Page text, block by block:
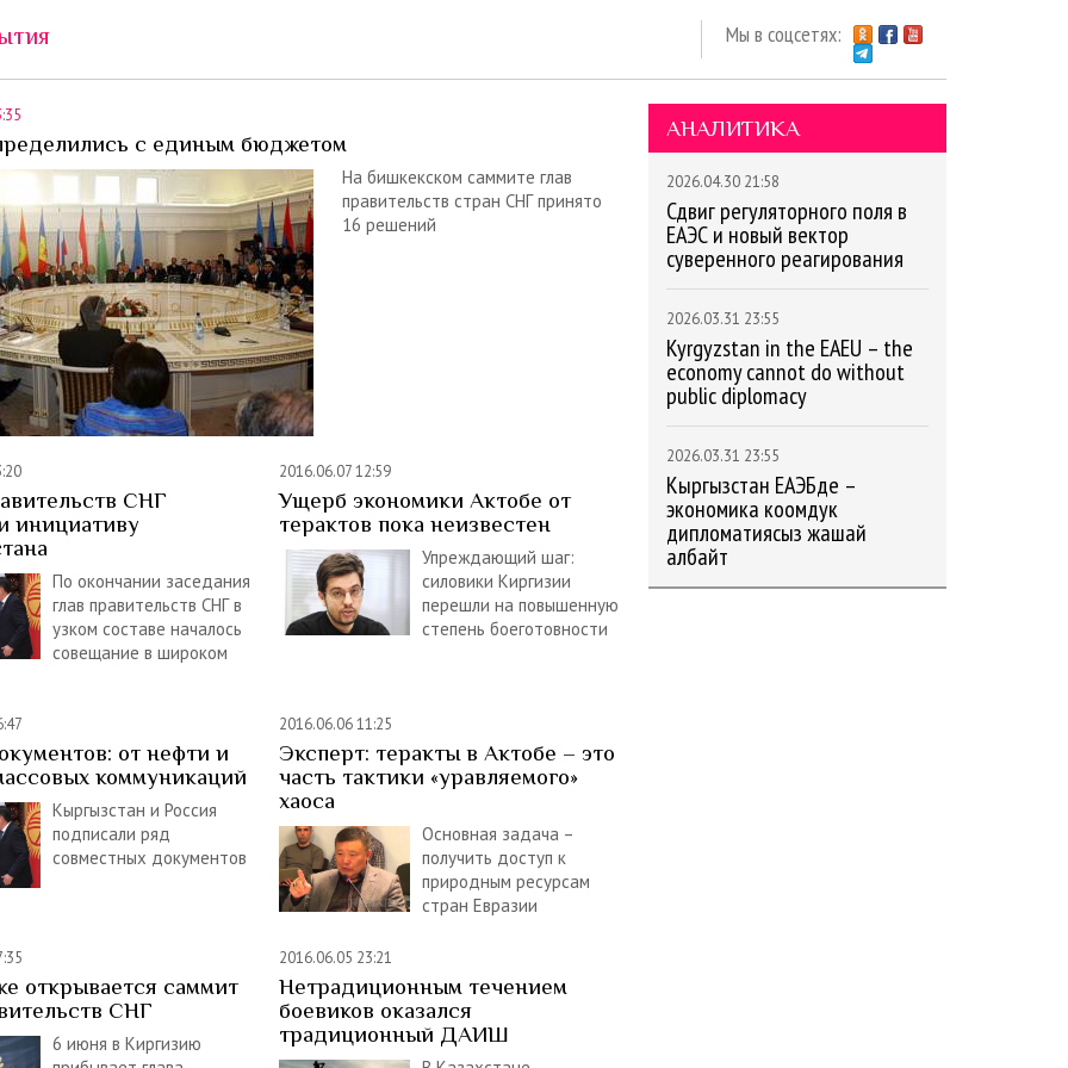
Мы в соцсетях:
с единым бюджетом
На бишкекском саммите глав
правительств стран СНГ принято
16 решений
СНГ
инициативу
По окончании заседания
глав правительств СНГ в
узком составе началось
совещание в широком
2016.06.07 12:59
Ущерб экономики Актобе от
терактов пока неизвестен
Упреждающий шаг:
силовики Киргизии
перешли на повышенную
степень боеготовности
от нефти и
коммуникаций
Кыргызстан и Россия
подписали ряд
совместных документов
2016.06.06 11:25
Эксперт: теракты в Актобе – это
часть тактики «уравляемого»
хаоса
Основная задача –
получить доступ к
природным ресурсам
стран Евразии
открывается саммит
СНГ
6 июня в Киргизию
2016.06.05 23:21
Нетрадиционным течением
боевиков оказался
традиционный ДАИШ
АНАЛИТИКА
2026.04.30 21:58
Сдвиг регуляторного поля в
ЕАЭС и новый вектор
суверенного реагирования
2026.03.31 23:55
Kyrgyzstan in the EAEU – the
economy cannot do without
public diplomacy
2026.03.31 23:55
Кыргызстан ЕАЭБде –
экономика коомдук
дипломатиясыз жашай
албайт